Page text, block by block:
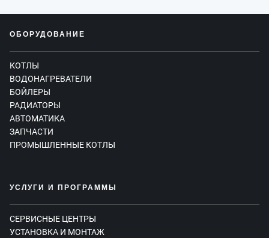
ОБОРУДОВАНИЕ
КОТЛЫ
ВОДОНАГРЕВАТЕЛИ
БОЙЛЕРЫ
РАДИАТОРЫ
АВТОМАТИКА
ЗАПЧАСТИ
ПРОМЫШЛЕННЫЕ КОТЛЫ
УСЛУГИ И ПРОГРАММЫ
СЕРВИСНЫЕ ЦЕНТРЫ
УСТАНОВКА И МОНТАЖ